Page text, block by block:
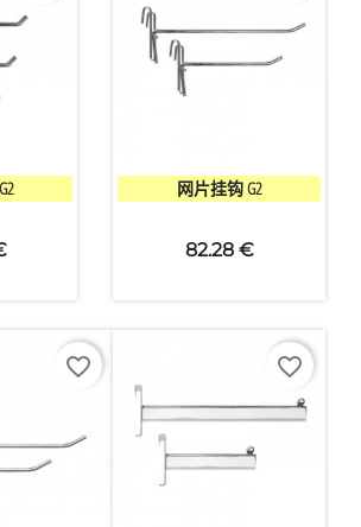
看 快速查看
网片挂钩 G2
82.28 €
favorite_border favorite_border